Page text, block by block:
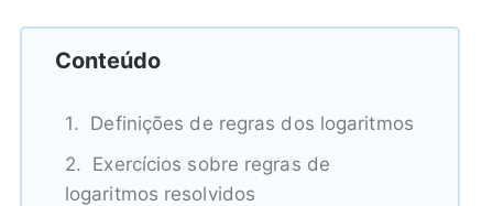
Conteúdo
Definições de regras dos logaritmos
Exercícios sobre regras de
logaritmos resolvidos